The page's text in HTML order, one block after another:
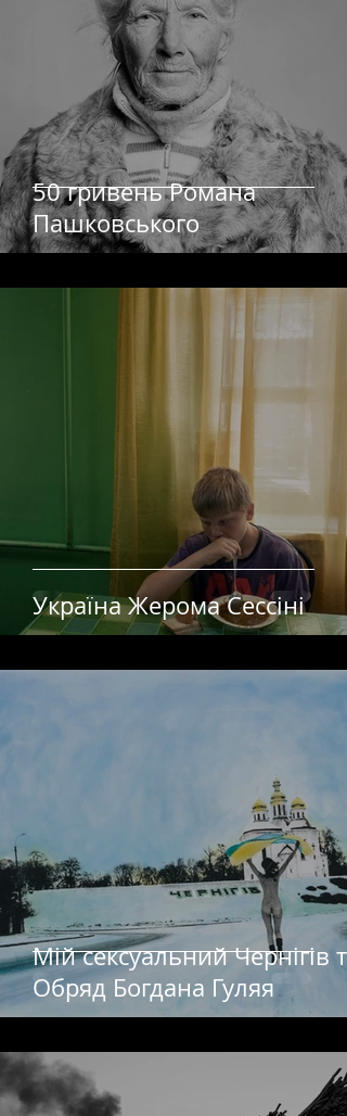
50 гривень Романа
Пашковського
Україна Жерома Сессіні
Мій сексуальний Чернігів та
Обряд Богдана Гуляя